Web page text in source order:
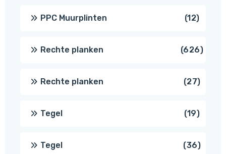
PPC Muurplinten 1212
Rechte planken 626626
Rechte planken 2727
Tegel 1919
Tegel 3636